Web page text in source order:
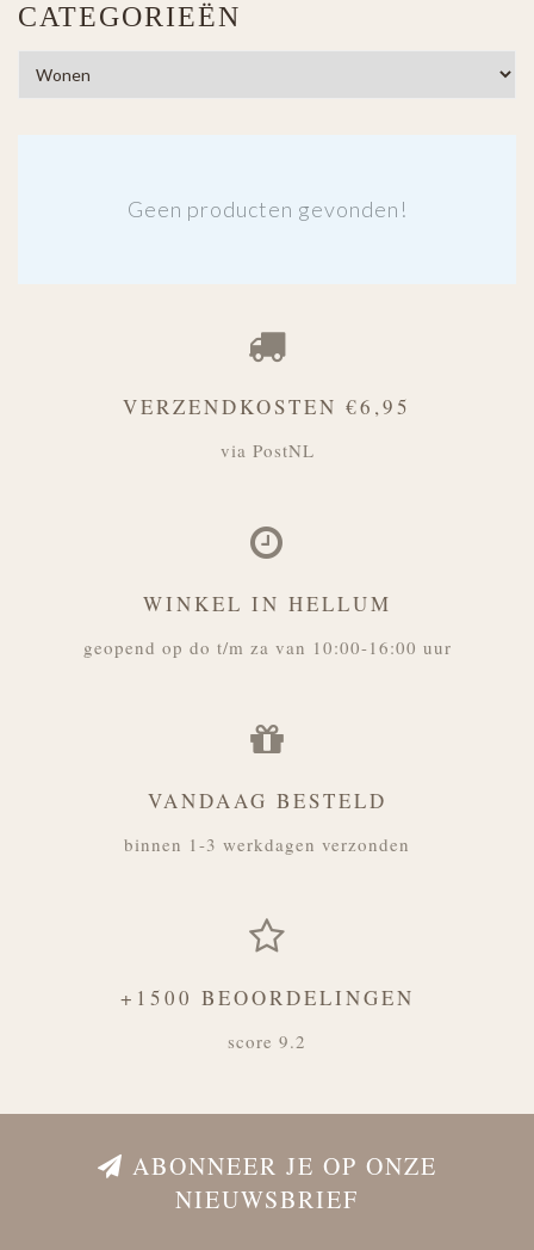
CATEGORIEËN
Geen producten gevonden!
VERZENDKOSTEN €6,95
via PostNL
WINKEL IN HELLUM
geopend op do t/m za van 10:00-16:00 uur
VANDAAG BESTELD
binnen 1-3 werkdagen verzonden
+1500 BEOORDELINGEN
score 9.2
ABONNEER JE OP ONZE
NIEUWSBRIEF